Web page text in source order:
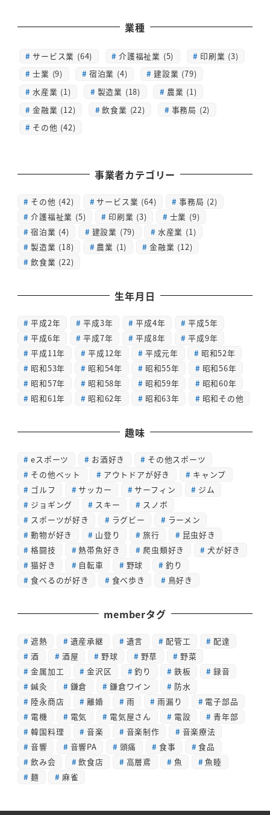
業種
サービス業 (64) 介護福祉業 (5)
印刷業 (3)
士業 (9)
宿泊業 (4)
建設業 (79)
水産業 (1)
製造業 (18)
農業 (1)
金融業 (12)
飲食業 (22)
事務局 (2)
その他 (42)
事業者カテゴリー
その他 (42) サービス業 (64) 事務局 (2)
介護福祉業 (5) 印刷業 (3) 士業 (9)
宿泊業 (4) 建設業 (79) 水産業 (1)
製造業 (18) 農業 (1) 金融業 (12)
飲食業 (22)
生年月日
平成2年 平成3年 平成4年
平成5年
平成6年
平成7年 平成8年
平成9年
平成11年
平成12年 平成元年
昭和52年
昭和53年
昭和54年 昭和55年
昭和56年
昭和57年
昭和58年 昭和59年
昭和60年
昭和61年
昭和62年 昭和63年 昭和その他
趣味
eスポーツ お酒好き
その他スポーツ
その他ペット
アウトドアが好き
キャンプ
ゴルフ
サッカー サーフィン
ジム
ジョギング
スキー
スノボ
スポーツが好き
ラグビー
ラーメン
動物が好き
山登り 旅行
昆虫好き
格闘技
熱帯魚好き 爬虫類好き
犬が好き
猫好き
自転車 野球
釣り
食べるのが好き
食べ歩き 鳥好き
memberタグ
遮熱 遺産承継 遺言 配管工
配達
酒
酒屋 野球 野草
野菜
金属加工
金沢区 釣り 鉄板
録音
鍼灸
鎌倉 鎌倉ワイン
防水
陸永商店
離婚 雨 雨漏り
電子部品
電機
電気 電気屋さん 電設
青年部
韓国料理
音楽 音楽制作
音楽療法
音響
音響PA 頭痛 食事
食品
飲み会
飲食店 高層鳶 魚
魚睦
麺
麻雀